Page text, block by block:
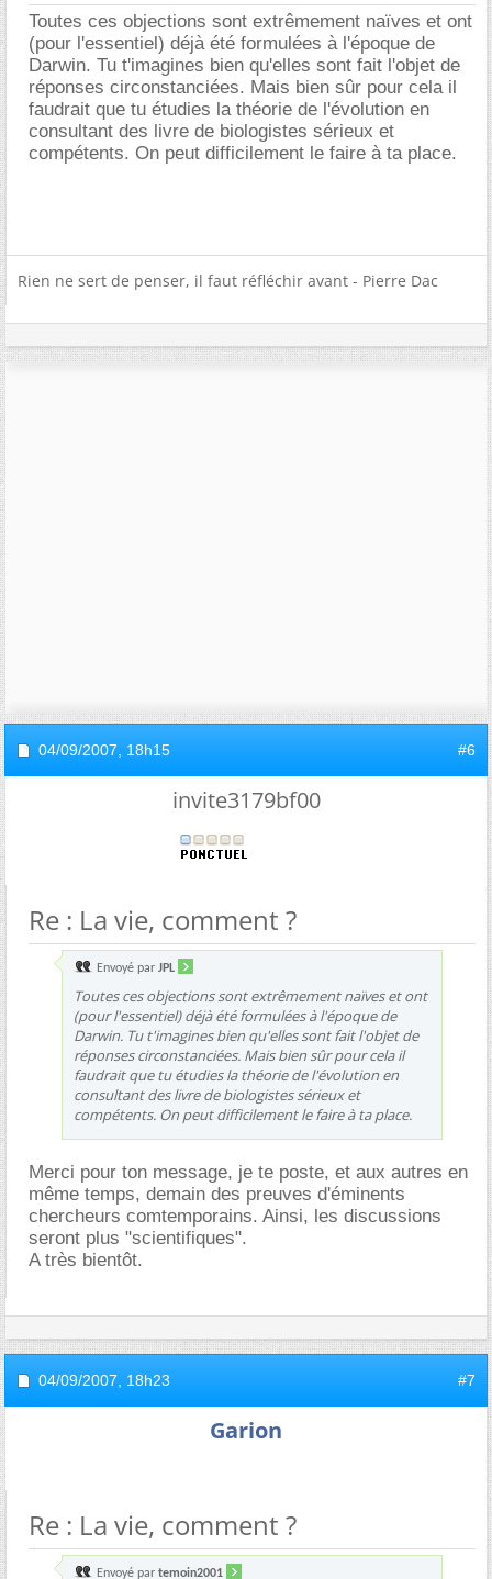
Toutes ces objections sont extrêmement naïves et ont
(pour l'essentiel) déjà été formulées à l'époque de
Darwin. Tu t'imagines bien qu'elles sont fait l'objet de
réponses circonstanciées. Mais bien sûr pour cela il
faudrait que tu étudies la théorie de l'évolution en
consultant des livre de biologistes sérieux et
compétents. On peut difficilement le faire à ta place.
Rien ne sert de penser, il faut réfléchir avant - Pierre Dac
04/09/2007, 18h15 #6
invite3179bf00
Re : La vie, comment ?
Envoyé par JPL
Toutes ces objections sont extrêmement naïves et ont
(pour l'essentiel) déjà été formulées à l'époque de
Darwin. Tu t'imagines bien qu'elles sont fait l'objet de
réponses circonstanciées. Mais bien sûr pour cela il
faudrait que tu étudies la théorie de l'évolution en
consultant des livre de biologistes sérieux et
compétents. On peut difficilement le faire à ta place.
Merci pour ton message, je te poste, et aux autres en
même temps, demain des preuves d'éminents
chercheurs comtemporains. Ainsi, les discussions
seront plus "scientifiques".
A très bientôt.
04/09/2007, 18h23 #7
Garion
Re : La vie, comment ?
Envoyé par temoin2001